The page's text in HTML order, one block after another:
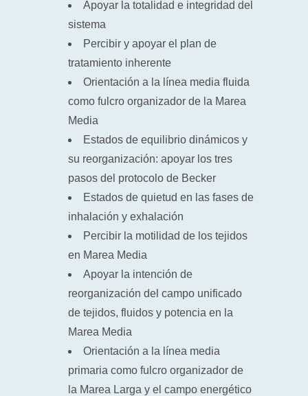
Apoyar la totalidad e integridad del
sistema
Percibir y apoyar el plan de
tratamiento inherente
Orientación a la línea media fluida
como fulcro organizador de la Marea
Media
Estados de equilibrio dinámicos y
su reorganización: apoyar los tres
pasos del protocolo de Becker
Estados de quietud en las fases de
inhalación y exhalación
Percibir la motilidad de los tejidos
en Marea Media
Apoyar la intención de
reorganización del campo unificado
de tejidos, fluidos y potencia en la
Marea Media
Orientación a la línea media
primaria como fulcro organizador de
la Marea Larga y el campo energético